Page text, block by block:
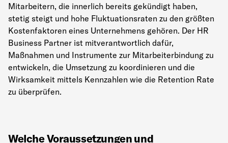
Mitarbeitern, die innerlich bereits gekündigt haben,
stetig steigt und hohe Fluktuationsraten zu den größten
Kostenfaktoren eines Unternehmens gehören. Der HR
Business Partner ist mitverantwortlich dafür,
Maßnahmen und Instrumente zur Mitarbeiterbindung zu
entwickeln, die Umsetzung zu koordinieren und die
Wirksamkeit mittels Kennzahlen wie die Retention Rate
zu überprüfen.
Welche Voraussetzungen und